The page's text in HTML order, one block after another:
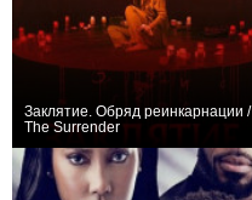
Заклятие. Обряд реинкарнации /
The Surrender